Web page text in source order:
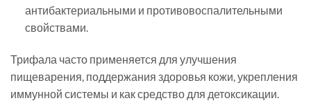
антибактериальными и противовоспалительными
свойствами.
Трифала часто применяется для улучшения
пищеварения, поддержания здоровья кожи, укрепления
иммунной системы и как средство для детоксикации.